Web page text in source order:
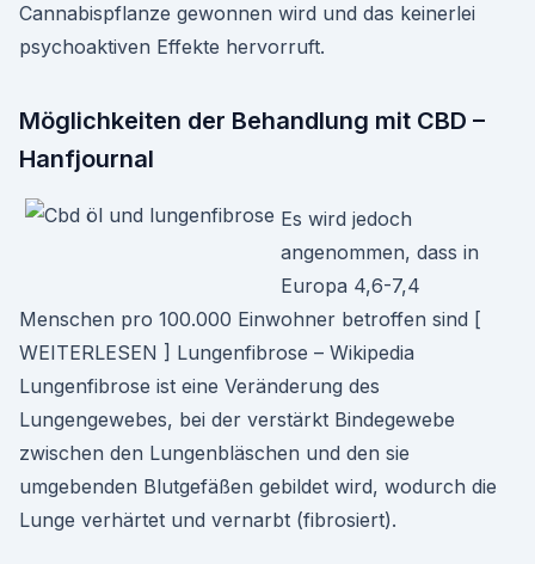
Cannabispflanze gewonnen wird und das keinerlei
psychoaktiven Effekte hervorruft.
Möglichkeiten der Behandlung mit CBD –
Hanfjournal
Es wird jedoch
angenommen, dass in
Europa 4,6-7,4
Menschen pro 100.000 Einwohner betroffen sind [
WEITERLESEN ] Lungenfibrose – Wikipedia
Lungenfibrose ist eine Veränderung des
Lungengewebes, bei der verstärkt Bindegewebe
zwischen den Lungenbläschen und den sie
umgebenden Blutgefäßen gebildet wird, wodurch die
Lunge verhärtet und vernarbt (fibrosiert).